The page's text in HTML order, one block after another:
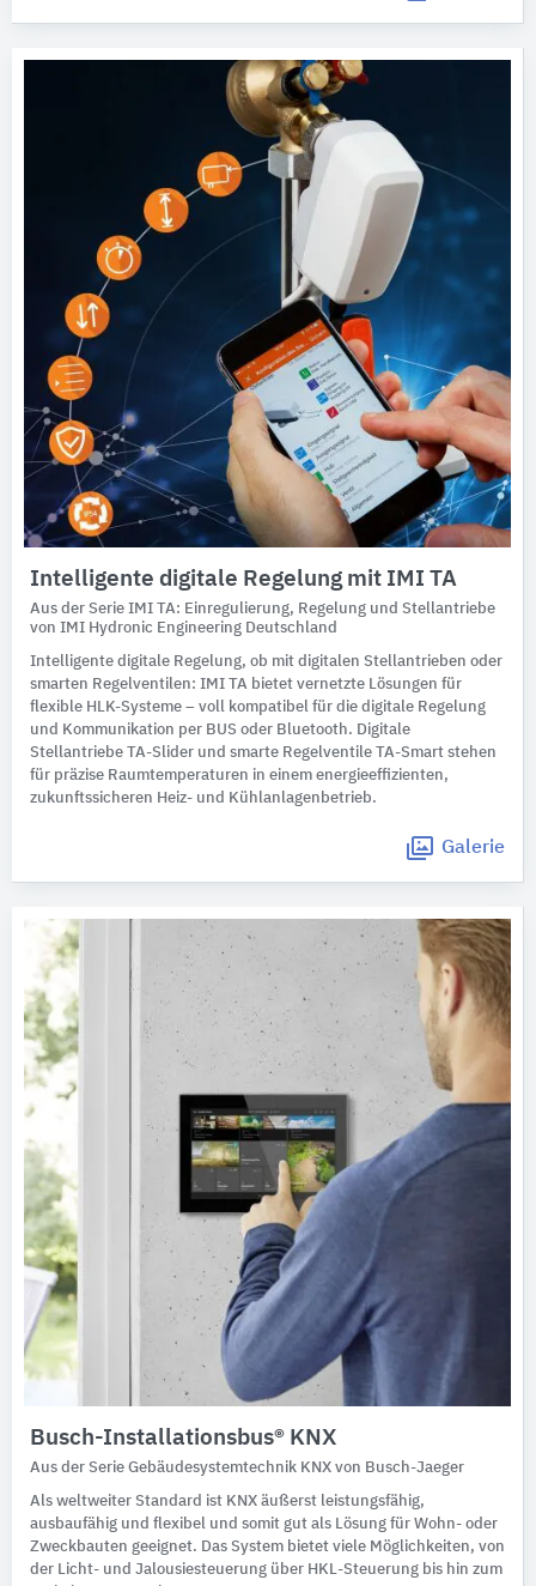
Intelligente digitale Regelung mit IMI TA
Aus der Serie IMI TA: Einregulierung, Regelung und Stellantriebe
von IMI Hydronic Engineering Deutschland
Intelligente digitale Regelung, ob mit digitalen Stellantrieben oder
smarten Regelventilen: IMI TA bietet vernetzte Lösungen für
flexible HLK-Systeme – voll kompatibel für die digitale Regelung
und Kommunikation per BUS oder Bluetooth. Digitale
Stellantriebe TA-Slider und smarte Regelventile TA-Smart stehen
für präzise Raumtemperaturen in einem energieeffizienten,
zukunftssicheren Heiz- und Kühlanlagenbetrieb.
Galerie
Busch-Installationsbus® KNX
Aus der Serie Gebäudesystemtechnik KNX von Busch-Jaeger
Als weltweiter Standard ist KNX äußerst leistungsfähig,
ausbaufähig und flexibel und somit gut als Lösung für Wohn- oder
Zweckbauten geeignet. Das System bietet viele Möglichkeiten, von
der Licht- und Jalousiesteuerung über HKL-Steuerung bis hin zum